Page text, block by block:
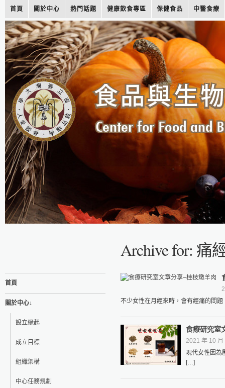
首頁 關於中心 熱門話題 健康飲食專區 保健食品 中醫食療
Archive for: 痛
首頁
關於中心↓
設立緣起
成立目標
組織架構
中心任務規劃
不少女性在月經來時，會有經痛的問
食療研究室
2021 年 10
現代女性因為
[…]